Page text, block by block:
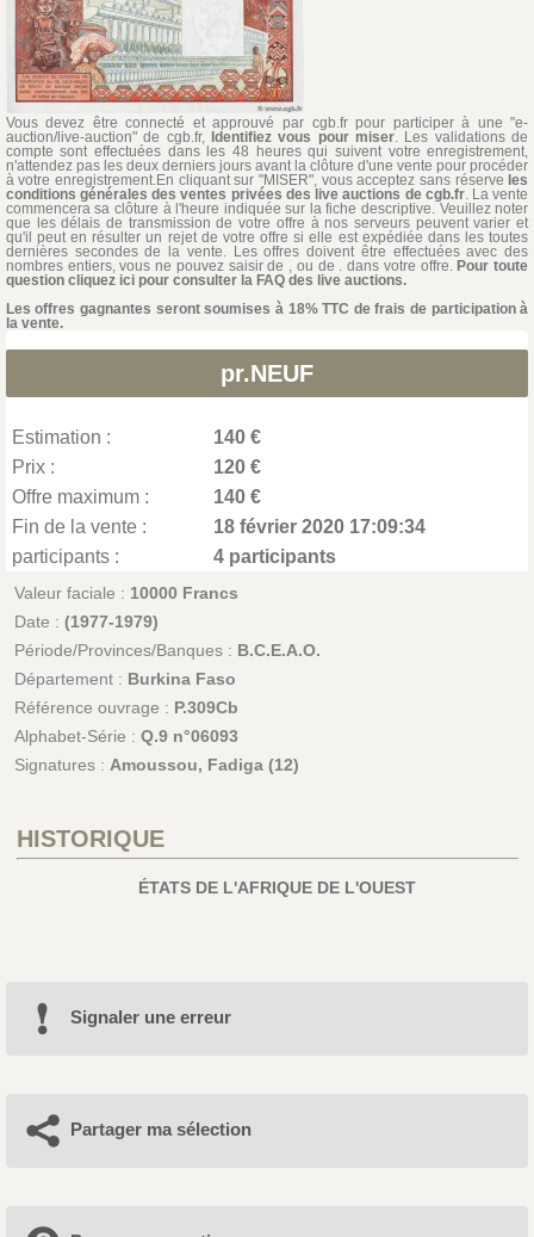
Vous devez être connecté et approuvé par cgb.fr pour participer à une "e-
auction/live-auction" de cgb.fr, Identifiez vous pour miser. Les validations de
compte sont effectuées dans les 48 heures qui suivent votre enregistrement,
n'attendez pas les deux derniers jours avant la clôture d'une vente pour procéder
à votre enregistrement.En cliquant sur "MISER", vous acceptez sans réserve les
conditions générales des ventes privées des live auctions de cgb.fr. La vente
commencera sa clôture à l'heure indiquée sur la fiche descriptive. Veuillez noter
que les délais de transmission de votre offre à nos serveurs peuvent varier et
qu'il peut en résulter un rejet de votre offre si elle est expédiée dans les toutes
dernières secondes de la vente. Les offres doivent être effectuées avec des
nombres entiers, vous ne pouvez saisir de , ou de . dans votre offre. Pour toute
question cliquez ici pour consulter la FAQ des live auctions.
Les offres gagnantes seront soumises à 18% TTC de frais de participation à
la vente.
pr.NEUF
Estimation :
140 €
Prix :
120 €
Offre maximum :
140 €
Fin de la vente :
18 février 2020 17:09:34
participants :
4 participants
Valeur faciale : 10000 Francs
Date : (1977-1979)
Période/Provinces/Banques : B.C.E.A.O.
Département : Burkina Faso
Référence ouvrage : P.309Cb
Alphabet-Série : Q.9 n°06093
Signatures : Amoussou, Fadiga (12)
HISTORIQUE
ÉTATS DE L'AFRIQUE DE L'OUEST
Signaler une erreur
Partager ma sélection